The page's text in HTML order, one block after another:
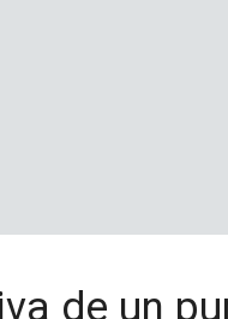
de un